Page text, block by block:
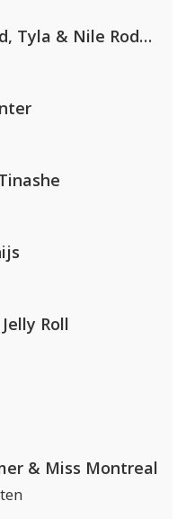
Damiano David, Tyla & Nile Rodgers
Roll
& Miss Montreal